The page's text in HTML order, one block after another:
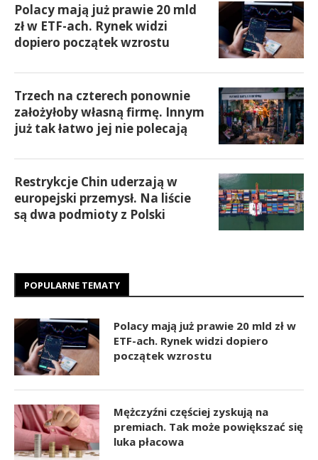
Polacy mają już prawie 20 mld
zł w ETF-ach. Rynek widzi
dopiero początek wzrostu
Trzech na czterech ponownie
założyłoby własną firmę. Innym
już tak łatwo jej nie polecają
Restrykcje Chin uderzają w
europejski przemysł. Na liście
są dwa podmioty z Polski
POPULARNE TEMATY
Polacy mają już prawie 20 mld zł w
ETF-ach. Rynek widzi dopiero
początek wzrostu
Mężczyźni częściej zyskują na
premiach. Tak może powiększać się
luka płacowa